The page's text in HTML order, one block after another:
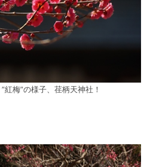
梅”の様子、荏柄天神社！